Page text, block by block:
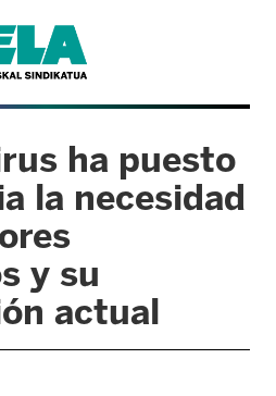
ha puesto
la necesidad
y su
actual